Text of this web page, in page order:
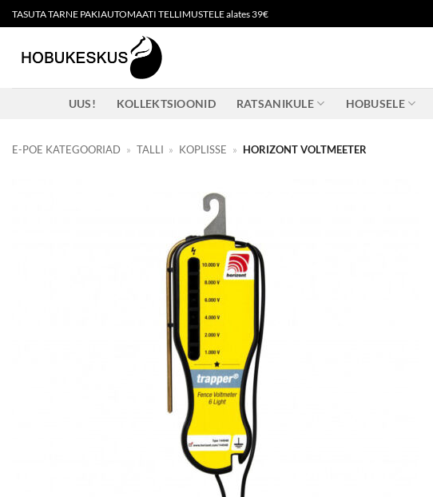
Skip
to
content
TASUTA TARNE PAKIAUTOMAATI TELLIMUSTELE alates 39€
UUS! KOLLEKTSIOONID RATSANIKULE HOBUSELE
E-POE KATEGOORIAD » TALLI » KOPLISSE » HORIZONT VOLTMEETER